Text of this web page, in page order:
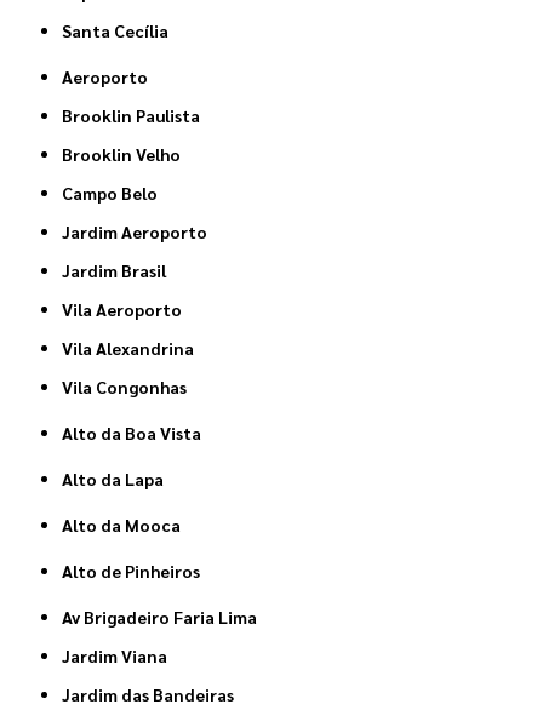
Santa Cecília
Aeroporto
Brooklin Paulista
Brooklin Velho
Campo Belo
Jardim Aeroporto
Jardim Brasil
Vila Aeroporto
Vila Alexandrina
Vila Congonhas
Alto da Boa Vista
Alto da Lapa
Alto da Mooca
Alto de Pinheiros
Av Brigadeiro Faria Lima
Jardim Viana
Jardim das Bandeiras